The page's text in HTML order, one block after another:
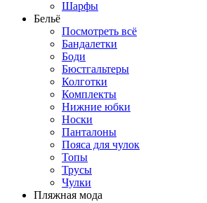
Шарфы
Бельё
Посмотреть всё
Бандалетки
Боди
Бюстгальтеры
Колготки
Комплекты
Нижние юбки
Носки
Панталоны
Поясa для чулок
Топы
Трусы
Чулки
Пляжная мода